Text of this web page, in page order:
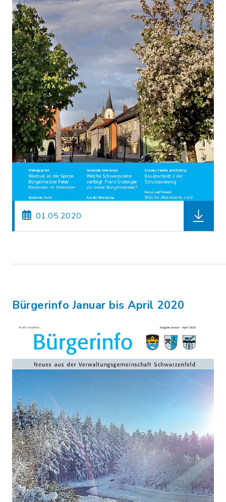
01.05.2020
Bürgerinfo Januar bis April 2020